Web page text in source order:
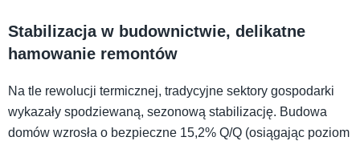
Stabilizacja w budownictwie, delikatne
hamowanie remontów
Na tle rewolucji termicznej, tradycyjne sektory gospodarki
wykazały spodziewaną, sezonową stabilizację. Budowa
domów wzrosła o bezpieczne 15,2% Q/Q (osiągając poziom